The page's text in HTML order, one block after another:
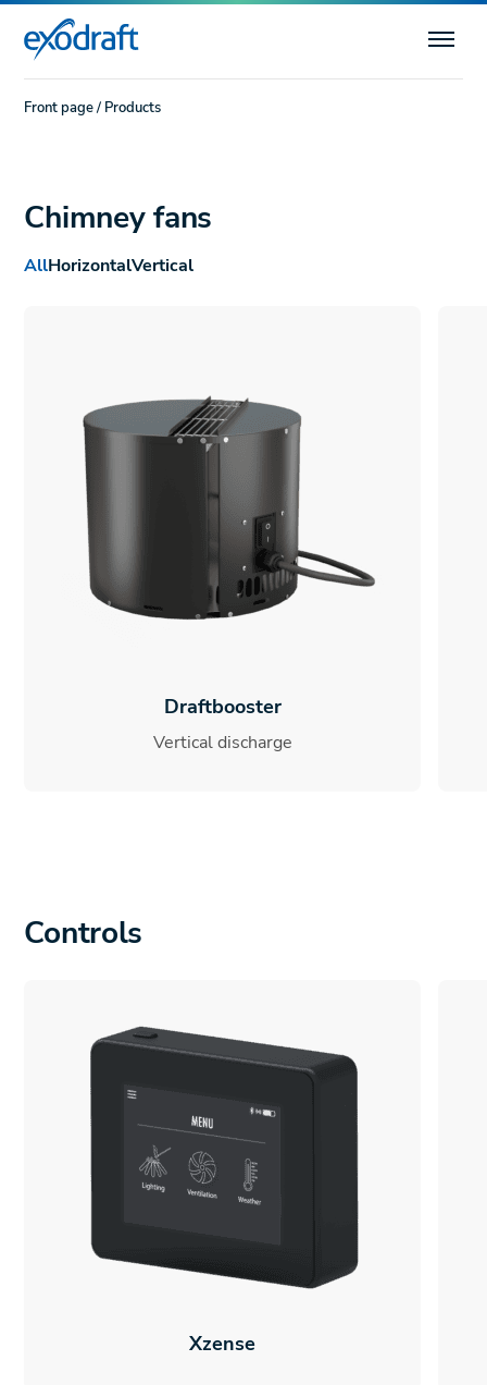
Front page/ Products
Chimney fans
AllHorizontalVertical
Draftbooster
Vertical discharge
Controls
Xzense